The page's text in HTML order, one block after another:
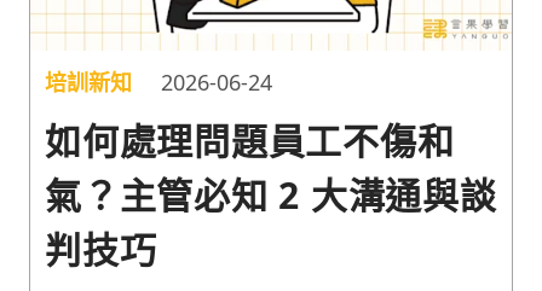
培訓新知 2026-06-24
如何處理問題員工不傷和
氣？主管必知 2 大溝通與談
判技巧